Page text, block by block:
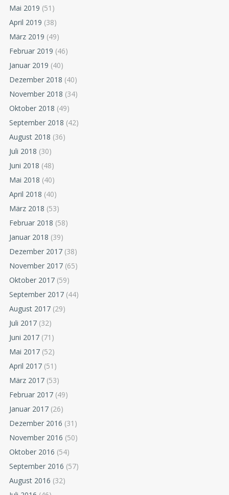
Mai 2019 (51)
April 2019 (38)
März 2019 (49)
Februar 2019 (46)
Januar 2019 (40)
Dezember 2018 (40)
November 2018 (34)
Oktober 2018 (49)
September 2018 (42)
August 2018 (36)
Juli 2018 (30)
Juni 2018 (48)
Mai 2018 (40)
April 2018 (40)
März 2018 (53)
Februar 2018 (58)
Januar 2018 (39)
Dezember 2017 (38)
November 2017 (65)
Oktober 2017 (59)
September 2017 (44)
August 2017 (29)
Juli 2017 (32)
Juni 2017 (71)
Mai 2017 (52)
April 2017 (51)
März 2017 (53)
Februar 2017 (49)
Januar 2017 (26)
Dezember 2016 (31)
November 2016 (50)
Oktober 2016 (54)
September 2016 (57)
August 2016 (32)